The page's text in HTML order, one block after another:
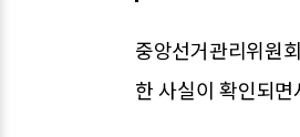
중앙선거관리위원
한 사실이 확인되